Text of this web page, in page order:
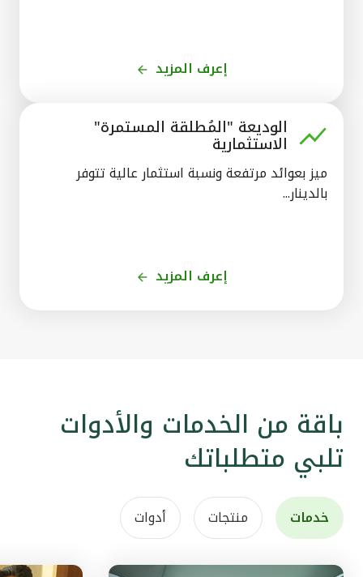
إعرف المزيد
الوديعة "المُطلقة المستمرة"
الاستثمارية
ميز بعوائد مرتفعة ونسبة استثمار عالية تتوفر
بالدينار...
إعرف المزيد
باقة من الخدمات والأدوات
تلبي متطلباتك
خدمات منتجات أدوات